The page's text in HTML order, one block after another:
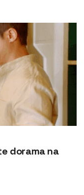
dorama na